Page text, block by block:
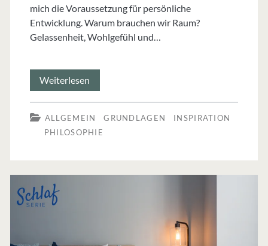
mich die Voraussetzung für persönliche
Entwicklung. Warum brauchen wir Raum?
Gelassenheit, Wohlgefühl und…
Weiterlesen
Atem,
Geist:
ALLGEMEIN GRUNDLAGEN
INSPIRATION
PHILOSOPHIE